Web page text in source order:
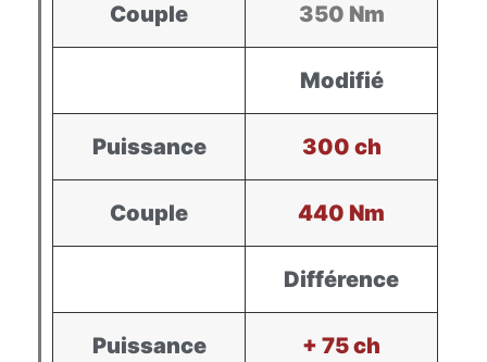
Couple 350 Nm
Modifié
Puissance 300 ch
Couple 440 Nm
Différence
Puissance + 75 ch